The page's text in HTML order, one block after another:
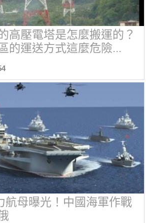
高壓電塔是怎麼搬運的？
的運送方式這麼危險...
航母曝光！中國海軍作戰